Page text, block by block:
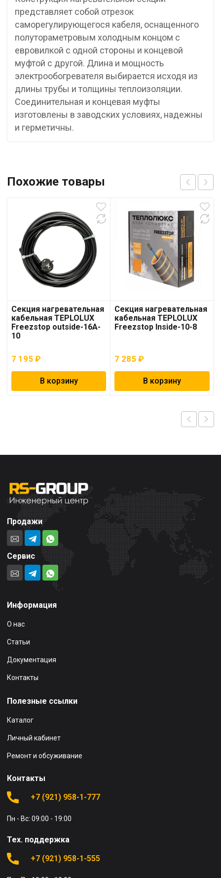
представляет собой отрезок
саморегулирующегося кабеля, оснащенного
полутораметровым холодным концом с
евровилкой с одной стороны и концевой
муфтой с другой. Длина и мощность
электрообогревателя выбирается исходя из
длины трубы и толщины теплоизоляции.
Соединительная и концевая муфты
изготовлены в заводских условиях, надежны
и герметичны.
Похожие товары
Секция нагревательная
кабельная TEPLOLUX
Freezstop outside-16A-
10
7 195 ₽
В корзину
Секция нагревательная
кабельная TEPLOLUX
Freezstop Inside-10-8
7 285₽
В корзину
Продажи
Сервис
Информация
О нас
Статьи
Документация
Контакты
Полезные ссылки
Каталог
Личный кабинет
Ремонт и обсуживание
Контакты
+7 (921) 958-1-777
Пн - Вс: 09:00 - 19:00
Тех. поддержка
+7 (921) 958-1-555